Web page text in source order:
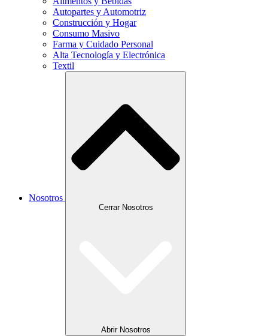
Autopartes y Automotriz
Construcción y Hogar
Consumo Masivo
Farma y Cuidado Personal
Alta Tecnología y Electrónica
Textil
Nosotros
Cerrar Nosotros
Abrir Nosotros